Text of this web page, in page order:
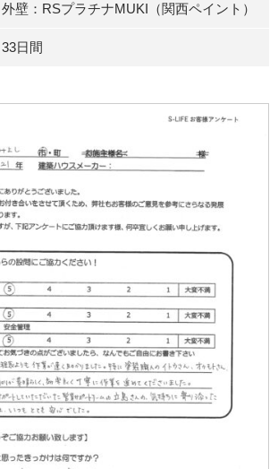
外壁：RSプラチナMUKI（関西ペイント）
33日間